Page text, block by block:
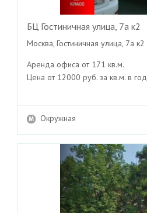
БЦ Гостиничная улица, 7а к2
Москва, Гостиничная улица, 7а к2
Аренда офиса от 171 кв.м.
Цена от 12000 руб. за кв.м. в год
Окружная
Previous